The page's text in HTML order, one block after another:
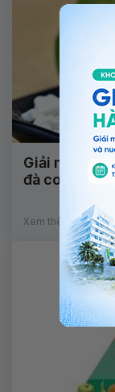
Giải nhiệt
đà coi
Xem thêm